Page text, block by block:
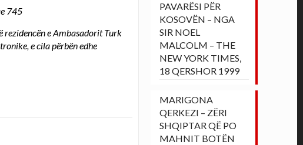
745
e Ambasadorit Turk
e cila përbën edhe
PAVARËSI PËR
KOSOVËN – NGA
SIR NOEL
MALCOLM – THE
NEW YORK TIMES,
18 QERSHOR 1999
MARIGONA
QERKEZI – ZËRI
SHQIPTAR QË PO
MAHNIT BOTËN